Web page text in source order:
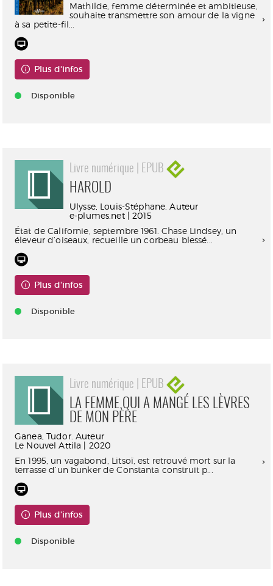
Mathilde, femme déterminée et ambitieuse,
souhaite transmettre son amour de la vigne
à sa petite-fil...
Plus d'infos
Disponible
Livre numérique | EPUB
HAROLD
Ulysse, Louis-Stéphane. Auteur
e-plumes.net | 2015
État de Californie, septembre 1961. Chase Lindsey, un
éleveur d’oiseaux, recueille un corbeau blessé...
Plus d'infos
Disponible
Livre numérique | EPUB
LA FEMME QUI A MANGÉ LES LÈVRES
DE MON PÈRE
Ganea, Tudor. Auteur
Le Nouvel Attila | 2020
En 1995, un vagabond, Litsoï, est retrouvé mort sur la
terrasse d’un bunker de Constanta construit p...
Plus d'infos
Disponible